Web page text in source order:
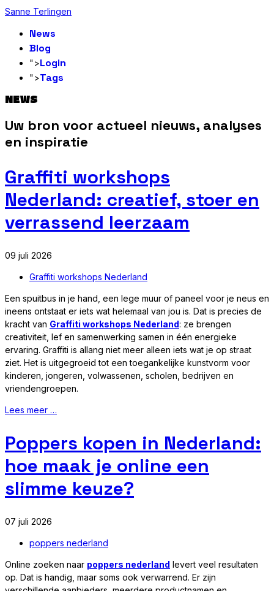
Sanne Terlingen
News
Blog
">Login
">Tags
NEWS
Uw bron voor actueel nieuws, analyses
en inspiratie
Graffiti workshops
Nederland: creatief, stoer en
verrassend leerzaam
09 juli 2026
Graffiti workshops Nederland
Een spuitbus in je hand, een lege muur of paneel voor je neus en
ineens ontstaat er iets wat helemaal van jou is. Dat is precies de
kracht van Graffiti workshops Nederland: ze brengen
creativiteit, lef en samenwerking samen in één energieke
ervaring. Graffiti is allang niet meer alleen iets wat je op straat
ziet. Het is uitgegroeid tot een toegankelijke kunstvorm voor
kinderen, jongeren, volwassenen, scholen, bedrijven en
vriendengroepen.
Lees meer …
Poppers kopen in Nederland:
hoe maak je online een
slimme keuze?
07 juli 2026
poppers nederland
Online zoeken naar poppers nederland levert veel resultaten
op. Dat is handig, maar soms ook verwarrend. Er zijn